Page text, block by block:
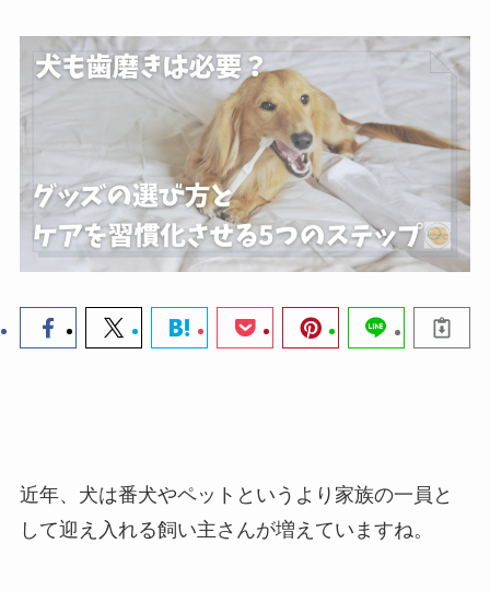
近年、犬は番犬やペットというより家族の一員と
して迎え入れる飼い主さんが増えていますね。